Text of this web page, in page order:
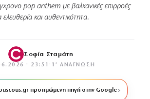
pop anthem με βαλκανικές επιρροές
ελευθερία και αυθεντικότητα.
Σοφία Σταμάτη
· 23:51 · 1′ ΑΝΆΓΝΩΣΗ
προτιμώμενη πηγή στην Google